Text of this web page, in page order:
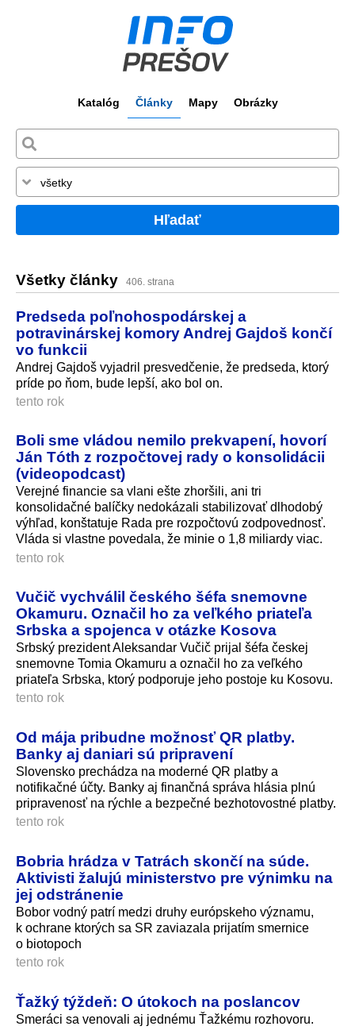
Katalóg Články Mapy Obrázky
Hľadať
Všetky články 406. strana
Predseda poľnohospodárskej a
potravinárskej komory Andrej Gajdoš končí
vo funkcii
Andrej Gajdoš vyjadril presvedčenie, že predseda, ktorý
príde po ňom, bude lepší, ako bol on.
tento rok
Boli sme vládou nemilo prekvapení, hovorí
Ján Tóth z rozpočtovej rady o konsolidácii
(videopodcast)
Verejné financie sa vlani ešte zhoršili, ani tri
konsolidačné balíčky nedokázali stabilizovať dlhodobý
výhľad, konštatuje Rada pre rozpočtovú zodpovednosť.
Vláda si vlastne povedala, že minie o 1,8 miliardy vi­ac.
tento rok
Vučič vychválil českého šéfa snemovne
Okamuru. Označil ho za veľkého priateľa
Srbska a spojenca v otázke Kosova
Srbský prezident Aleksandar Vučič prijal šéfa českej
snemovne Tomia Okamuru a označil ho za veľkého
priateľa Srbska, ktorý podporuje jeho postoje ku Kosovu.
tento rok
Od mája pribudne možnosť QR platby.
Banky aj daniari sú pripravení
Slovensko prechádza na moderné QR platby a
notifikačné účty. Banky aj finančná správa hlásia plnú
pripravenosť na rýchle a bezpečné bezhotovostné platby.
tento rok
Bobria hrádza v Tatrách skončí na súde.
Aktivisti žalujú ministerstvo pre výnimku na
jej odstránenie
Bobor vodný patrí medzi druhy európskeho významu,
k ochrane ktorých sa SR zaviazala prijatím smernice
o biotopoch
tento rok
Ťažký týždeň: O útokoch na poslancov
Smeráci sa venovali aj jednému Ťažkému rozhovoru.